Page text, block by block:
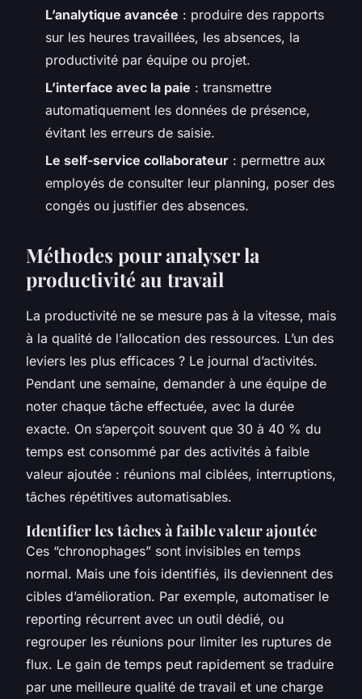
L’analytique avancée : produire des rapports
sur les heures travaillées, les absences, la
productivité par équipe ou projet.
L’interface avec la paie : transmettre
automatiquement les données de présence,
évitant les erreurs de saisie.
Le self-service collaborateur : permettre aux
employés de consulter leur planning, poser des
congés ou justifier des absences.
Méthodes pour analyser la
productivité au travail
La productivité ne se mesure pas à la vitesse, mais
à la qualité de l’allocation des ressources. L’un des
leviers les plus efficaces ? Le journal d’activités.
Pendant une semaine, demander à une équipe de
noter chaque tâche effectuée, avec la durée
exacte. On s’aperçoit souvent que 30 à 40 % du
temps est consommé par des activités à faible
valeur ajoutée : réunions mal ciblées, interruptions,
tâches répétitives automatisables.
Identifier les tâches à faible valeur ajoutée
Ces “chronophages” sont invisibles en temps
normal. Mais une fois identifiés, ils deviennent des
cibles d’amélioration. Par exemple, automatiser le
reporting récurrent avec un outil dédié, ou
regrouper les réunions pour limiter les ruptures de
flux. Le gain de temps peut rapidement se traduire
par une meilleure qualité de travail et une charge